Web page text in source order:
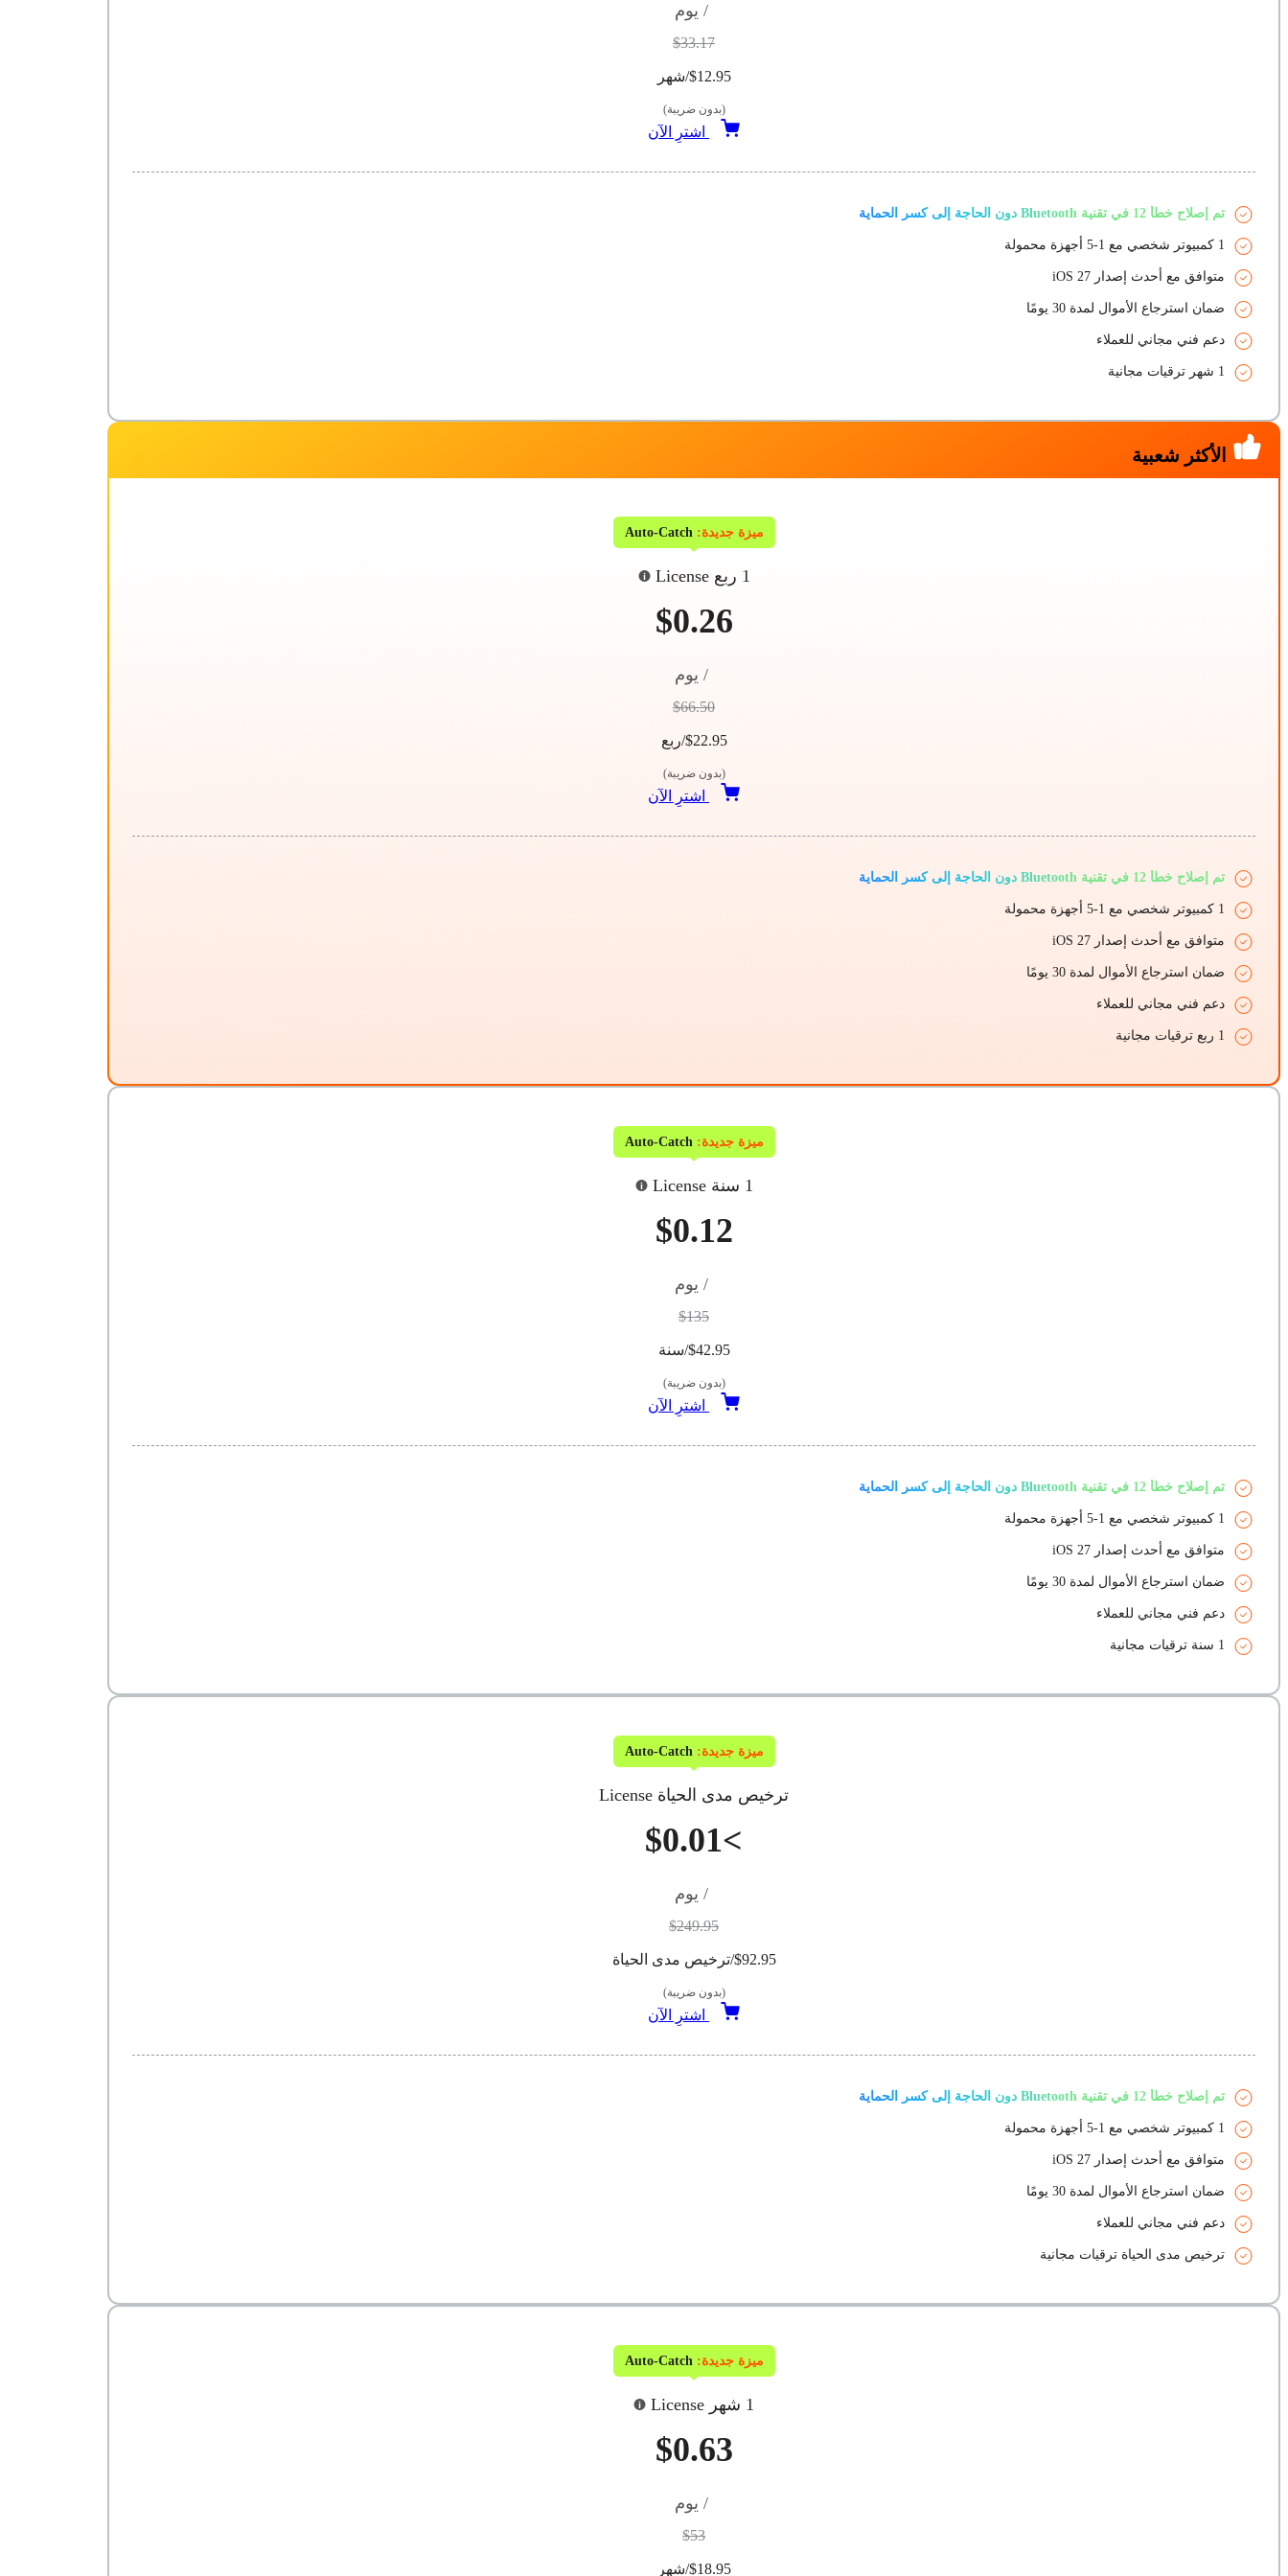
/ يوم
$33.17
$12.95/شهر
(بدون ضريبة)
اشترِ الآن
تم إصلاح خطأ 12 في تقنية Bluetooth دون الحاجة إلى كسر الحماية
1 كمبيوتر شخصي مع 1-5 أجهزة محمولة
متوافق مع أحدث إصدار iOS 27
ضمان استرجاع الأموال لمدة 30 يومًا
دعم فني مجاني للعملاء
1 شهر ترقيات مجانية
الأكثر شعبية
ميزة جديدة: Auto-Catch
1 ربع License
$0.26
/ يوم
$66.50
$22.95/ربع
(بدون ضريبة)
اشترِ الآن
تم إصلاح خطأ 12 في تقنية Bluetooth دون الحاجة إلى كسر الحماية
1 كمبيوتر شخصي مع 1-5 أجهزة محمولة
متوافق مع أحدث إصدار iOS 27
ضمان استرجاع الأموال لمدة 30 يومًا
دعم فني مجاني للعملاء
1 ربع ترقيات مجانية
ميزة جديدة: Auto-Catch
1 سنة License
$0.12
/ يوم
$135
$42.95/سنة
(بدون ضريبة)
اشترِ الآن
تم إصلاح خطأ 12 في تقنية Bluetooth دون الحاجة إلى كسر الحماية
1 كمبيوتر شخصي مع 1-5 أجهزة محمولة
متوافق مع أحدث إصدار iOS 27
ضمان استرجاع الأموال لمدة 30 يومًا
دعم فني مجاني للعملاء
1 سنة ترقيات مجانية
ميزة جديدة: Auto-Catch
ترخيص مدى الحياة License
>$0.01
/ يوم
$249.95
$92.95/ترخيص مدى الحياة
(بدون ضريبة)
اشترِ الآن
تم إصلاح خطأ 12 في تقنية Bluetooth دون الحاجة إلى كسر الحماية
1 كمبيوتر شخصي مع 1-5 أجهزة محمولة
متوافق مع أحدث إصدار iOS 27
ضمان استرجاع الأموال لمدة 30 يومًا
دعم فني مجاني للعملاء
ترخيص مدى الحياة ترقيات مجانية
ميزة جديدة: Auto-Catch
1 شهر License
$0.63
/ يوم
$53
$18.95/شهر